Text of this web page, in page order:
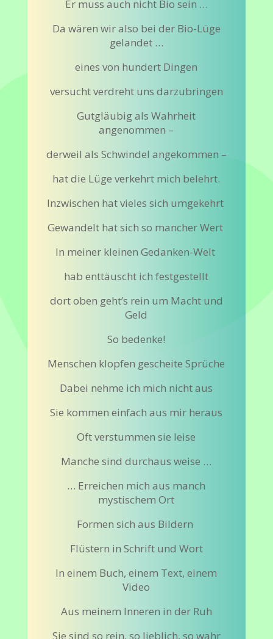
Er muss auch nicht Bio sein …
Da wären wir also bei der Bio-Lüge
gelandet …
eines von hundert Dingen
versucht verdreht uns darzubringen
Gutgläubig als Wahrheit
angenommen –
derweil als Schwindel angekommen –
hat die Lüge verkehrt mich belehrt.
Inzwischen hat vieles sich umgekehrt
Gewandelt hat sich so mancher Wert
In meiner kleinen Gedanken-Welt
hab enttäuscht ich festgestellt
dort oben geht’s rein um Macht und
Geld
So bedenke!
Menschen klopfen gescheite Sprüche
Dabei nehme ich mich nicht aus
Sie kommen einfach aus mir heraus
Oft verstummen sie leise
Manche sind durchaus weise …
… Erreichen mich aus manch
mystischem Ort
Formen sich aus Bildern
Flüstern in Schrift und Wort
In einem Buch, einem Text, einem
Video
Aus meinem Inneren in der Ruh
Sie sind so rein, so lieblich, so wahr